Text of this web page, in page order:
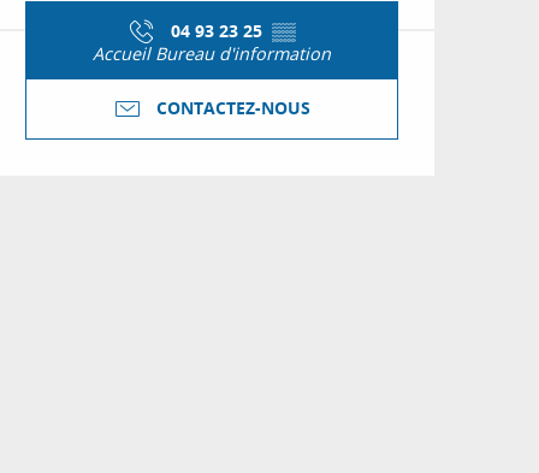
04 93 23 25 ▒▒
Accueil Bureau d'information
CONTACTEZ-NOUS